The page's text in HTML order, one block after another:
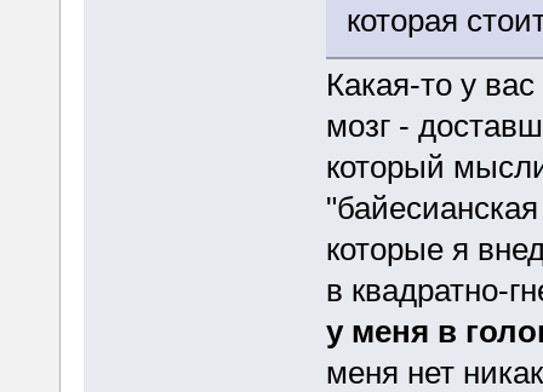
которая
Какая-то у
мозг -
который
которые я
в квадратно-
у меня в
меня нет